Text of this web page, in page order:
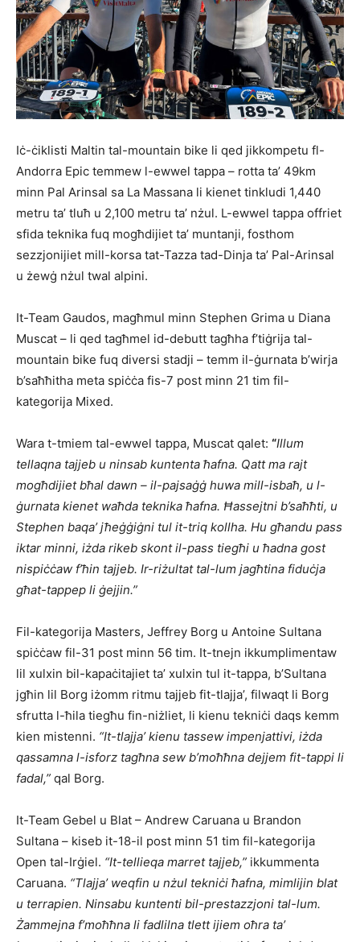
Iċ-ċiklisti Maltin tal-mountain bike li qed jikkompetu fl-
Andorra Epic temmew l-ewwel tappa – rotta ta’ 49km
minn Pal Arinsal sa La Massana li kienet tinkludi 1,440
metru ta’ tluħ u 2,100 metru ta’ nżul. L-ewwel tappa offriet
sfida teknika fuq mogħdijiet ta’ muntanji, fosthom
sezzjonijiet mill-korsa tat-Tazza tad-Dinja ta’ Pal-Arinsal
u żewġ nżul twal alpini.
It-Team Gaudos, magħmul minn Stephen Grima u Diana
Muscat – li qed tagħmel id-debutt tagħha f’tiġrija tal-
mountain bike fuq diversi stadji – temm il-ġurnata b’wirja
b’saħħitha meta spiċċa fis-7 post minn 21 tim fil-
kategorija Mixed.
Wara t-tmiem tal-ewwel tappa, Muscat qalet: “Illum
tellaqna tajjeb u ninsab kuntenta ħafna. Qatt ma rajt
mogħdijiet bħal dawn – il-pajsaġġ huwa mill-isbaħ, u l-
ġurnata kienet waħda teknika ħafna. Ħassejtni b’saħħti, u
Stephen baqa’ jħeġġiġni tul it-triq kollha. Hu għandu pass
iktar minni, iżda rikeb skont il-pass tiegħi u ħadna gost
nispiċċaw f’ħin tajjeb. Ir-riżultat tal-lum jagħtina fiduċja
għat-tappep li ġejjin.”
Fil-kategorija Masters, Jeffrey Borg u Antoine Sultana
spiċċaw fil-31 post minn 56 tim. It-tnejn ikkumplimentaw
lil xulxin bil-kapaċitajiet ta’ xulxin tul it-tappa, b’Sultana
jgħin lil Borg iżomm ritmu tajjeb fit-tlajja’, filwaqt li Borg
sfrutta l-ħila tiegħu fin-niżliet, li kienu tekniċi daqs kemm
kien mistenni. “It-tlajja’ kienu tassew impenjattivi, iżda
qassamna l-isforz tagħna sew b’moħħna dejjem fit-tappi li
fadal,” qal Borg.
It-Team Gebel u Blat – Andrew Caruana u Brandon
Sultana – kiseb it-18-il post minn 51 tim fil-kategorija
Open tal-Irġiel. “It-tellieqa marret tajjeb,” ikkummenta
Caruana. “Tlajja’ weqfin u nżul tekniċi ħafna, mimlijin blat
u terrapien. Ninsabu kuntenti bil-prestazzjoni tal-lum.
Żammejna f’moħħna li fadlilna tlett ijiem oħra ta’